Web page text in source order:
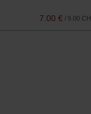
9.00
/
7.00 €